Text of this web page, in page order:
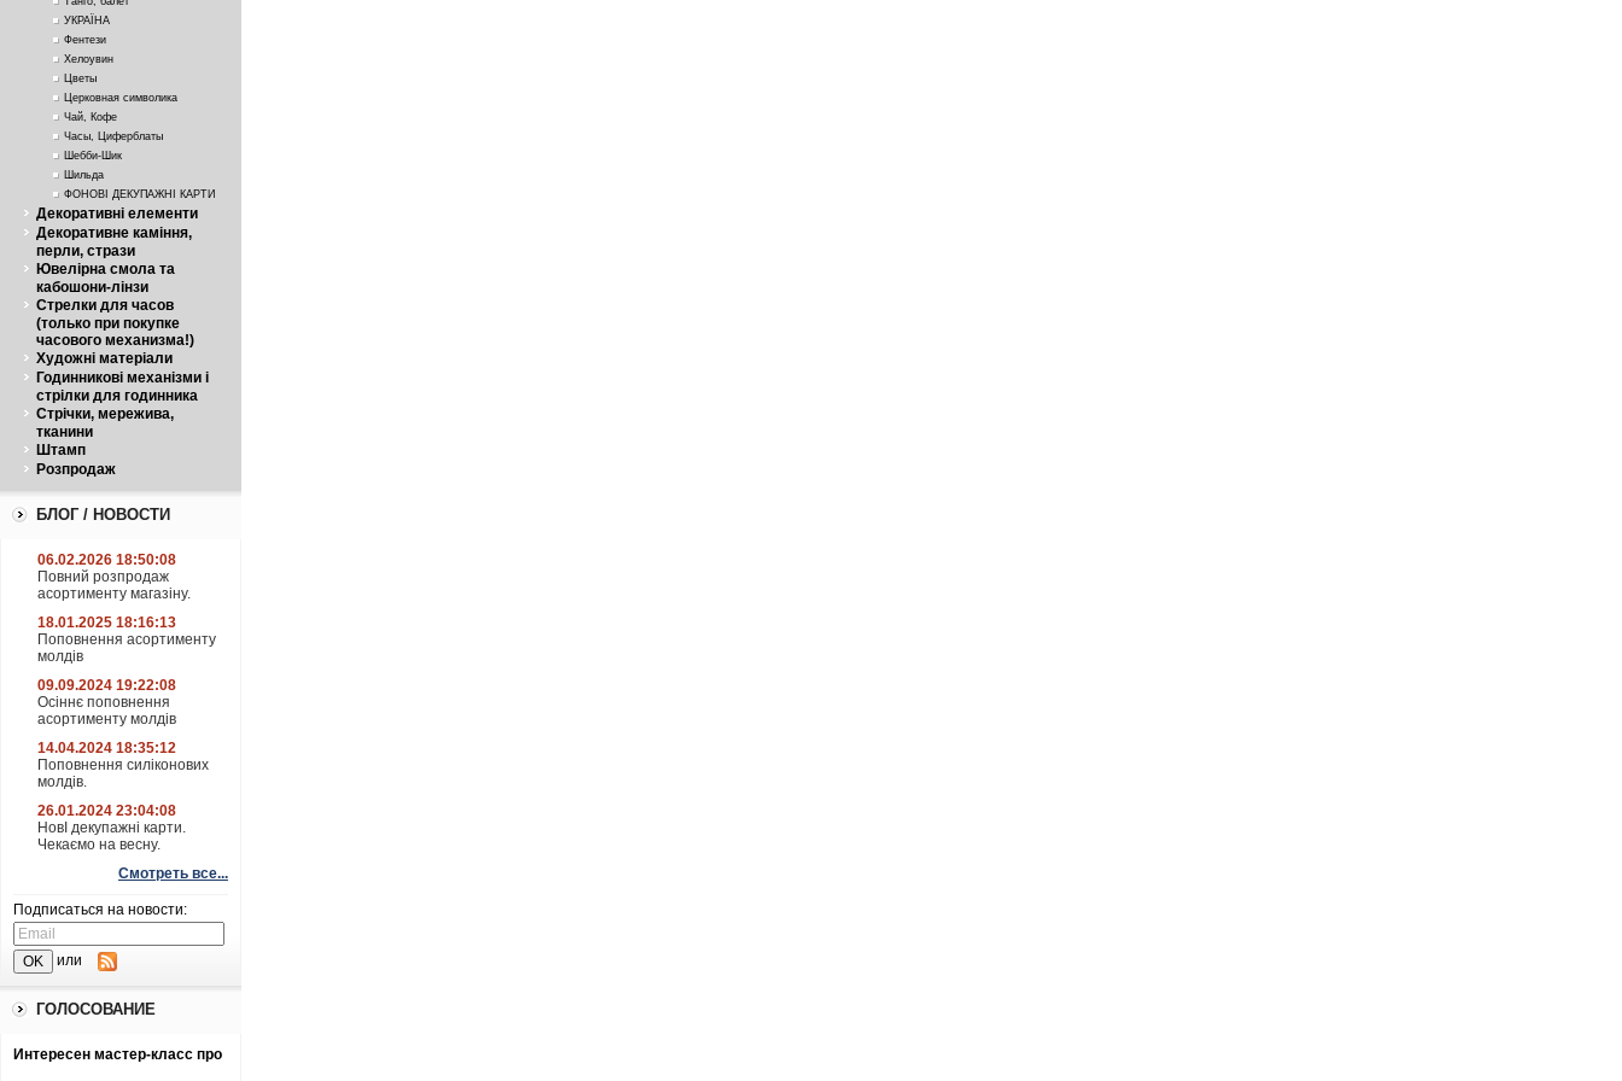
УКРАЇНА
Фентези
Хелоувин
Цветы
Церковная символика
Чай, Кофе
Часы, Циферблаты
Шебби-Шик
Шильда
ФОНОВІ ДЕКУПАЖНІ КАРТИ
Декоративні елементи
Декоративне каміння,
перли, стрази
Ювелірна смола та
кабошони-лінзи
Стрелки для часов
(только при покупке
часового механизма!)
Художні матеріали
Годинникові механізми і
стрілки для годинника
Стрічки, мережива,
тканини
Штамп
Розпродаж
БЛОГ / НОВОСТИ
06.02.2026 18:50:08
Повний розпродаж
асортименту магазіну.
18.01.2025 18:16:13
Поповнення асортименту
молдів
09.09.2024 19:22:08
Осіннє поповнення
асортименту молдів
14.04.2024 18:35:12
Поповнення силіконових
молдів.
26.01.2024 23:04:08
НовІ декупажні карти.
Чекаємо на весну.
Смотреть все...
Подписаться на новости:
или
ГОЛОСОВАНИЕ
Интересен мастер-класс про